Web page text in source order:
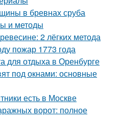
в бревнах сруба
и методы
2 лёгких метода
пожар 1773 года
для отдыха в Оренбурге
под окнами: основные
есть в Москве
ворот: полное